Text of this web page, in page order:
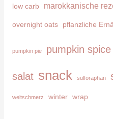
low carb marokkanische
overnight oats pflanzliche
pumpkin pie pumpkin spice
salat snack sulforaphan
weltschmerz winter wrap